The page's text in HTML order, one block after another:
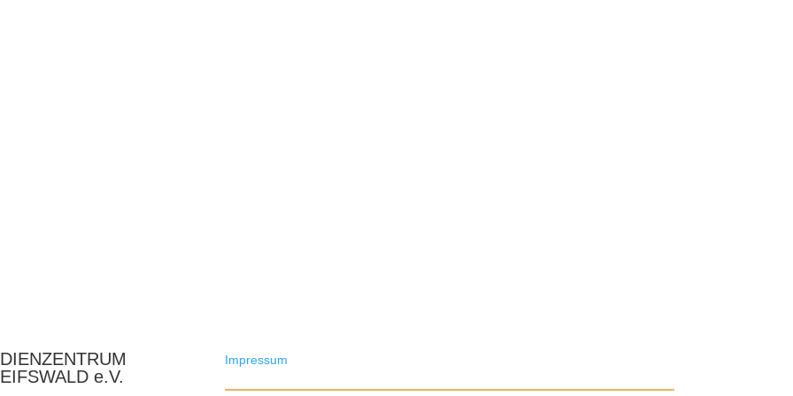
e.V.
Impressum